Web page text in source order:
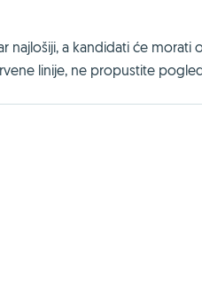
najlošiji, a kandidati će
linije, ne propustite